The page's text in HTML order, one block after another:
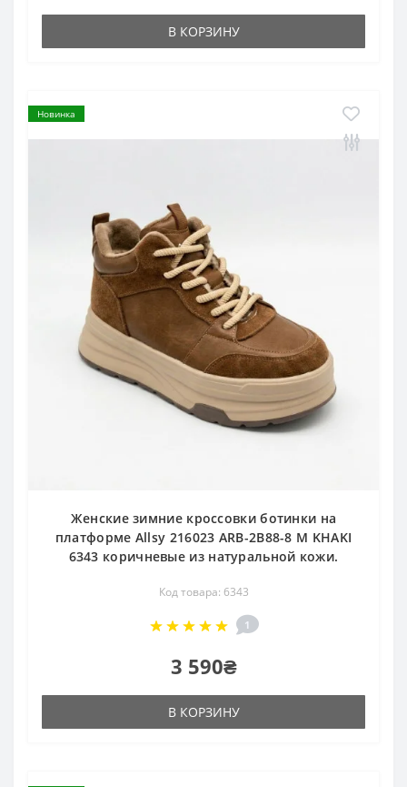
В КОРЗИНУ
Новинка
Женские зимние кроссовки ботинки на
платформе Allsy 216023 ARB-2B88-8 M KHAKI
6343 коричневые из натуральной кожи.
Код товара: 6343
1
3 590₴
В КОРЗИНУ